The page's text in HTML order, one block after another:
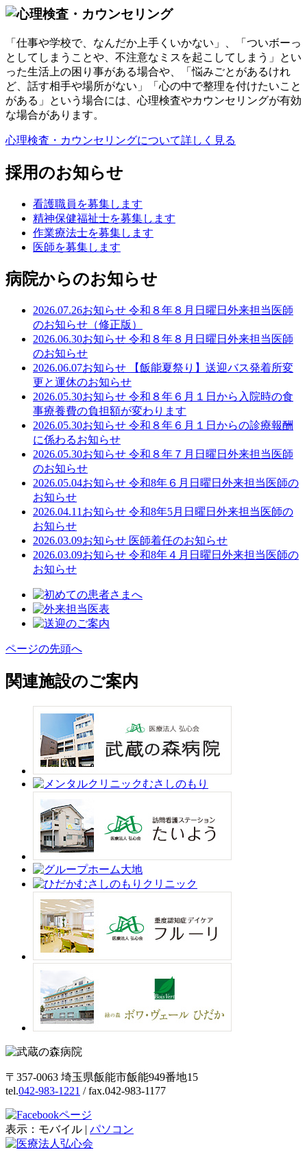
「仕事や学校で、なんだか上手くいかない」、「ついボーっ
としてしまうことや、不注意なミスを起こしてしまう」とい
った生活上の困り事がある場合や、「悩みごとがあるけれ
ど、話す相手や場所がない」「心の中で整理を付けたいこと
がある」という場合には、心理検査やカウンセリングが有効
な場合があります。
心理検査・カウンセリングについて詳しく見る
採用のお知らせ
看護職員を募集します
精神保健福祉士を募集します
作業療法士を募集します
医師を募集します
病院からのお知らせ
2026.07.26お知らせ 令和８年８月日曜日外来担当医師
のお知らせ（修正版）
2026.06.30お知らせ 令和８年８月日曜日外来担当医師
のお知らせ
2026.06.07お知らせ
【飯能夏祭り】送迎バス発着所変
更と運休のお知らせ
2026.05.30お知らせ 令和８年６月１日から入院時の食
事療養費の負担額が変わります
2026.05.30お知らせ 令和８年６月１日からの診療報酬
に係わるお知らせ
2026.05.30お知らせ 令和８年７月日曜日外来担当医師
のお知らせ
2026.05.04お知らせ 令和8年６月日曜日外来担当医師の
お知らせ
2026.04.11 お知らせ 令和8年5月日曜日外来担当医師の
お知らせ
2026.03.09お知らせ 医師着任のお知らせ
2026.03.09お知らせ 令和8年４月日曜日外来担当医師の
お知らせ
ページの先頭へ
関連施設のご案内
〒357-0063 埼玉県飯能市飯能949番地15
tel.042-983-1221 / fax.042-983-1177
表示： モバイル | パソコン